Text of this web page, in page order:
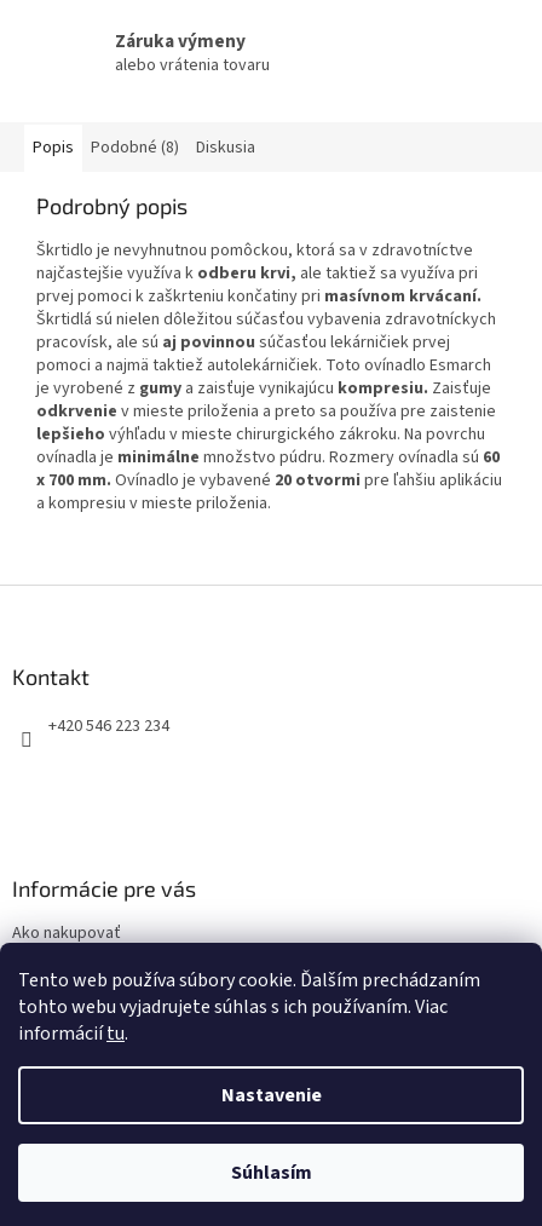
Tento web používa súbory cookie. Ďalším prechádzaním
tohto webu vyjadrujete súhlas s ich používaním. Viac
informáciítu.
Nastavenie
Súhlasím
Záruka výmeny
alebo vrátenia tovaru
Popis Podobné (8) Diskusia
Podrobný popis
Škrtidlo je nevyhnutnou pomôckou, ktorá sa v zdravotníctve
najčastejšie využíva k odberu krvi, ale taktiež sa využíva pri
prvej pomoci k zaškrteniu končatiny pri masívnom krvácaní.
Škrtidlá sú nielen dôležitou súčasťou vybavenia zdravotníckych
pracovísk, ale sú aj povinnou súčasťou lekárničiek prvej
pomoci a najmä taktiež autolekárničiek. Toto ovínadlo Esmarch
je vyrobené z gumy a zaisťuje vynikajúcu kompresiu. Zaisťuje
odkrvenie v mieste priloženia a preto sa používa pre zaistenie
lepšieho výhľadu v mieste chirurgického zákroku. Na povrchu
ovínadla je minimálne množstvo púdru. Rozmery ovínadla sú 60
x 700 mm. Ovínadlo je vybavené 20 otvormi pre ľahšiu aplikáciu
a kompresiu v mieste priloženia.
Kontakt
+420 546 223 234
Informácie pre vás
Ako nakupovať
Podmienky ochrany osobných údajov
Vytvoril Shoptet
top-zdravie.sk. Všetky práva vyhradené.